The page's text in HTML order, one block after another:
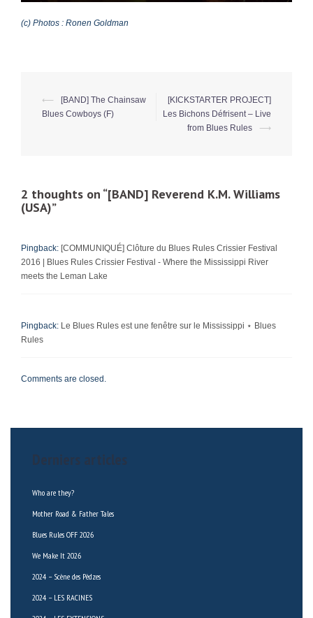
(c) Photos : Ronen Goldman
Post
⟵
[BAND] The Chainsaw
Blues Cowboys (F)
[KICKSTARTER PROJECT]
Les Bichons Défrisent – Live
from Blues Rules
⟶
2 thoughts on “[BAND] Reverend K.M. Williams
(USA)”
Pingback: [COMMUNIQUÉ] Clôture du Blues Rules Crissier Festival
2016 | Blues Rules Crissier Festival - Where the Mississippi River
meets the Leman Lake
Pingback: Le Blues Rules est une fenêtre sur le Mississippi ⋆ Blues
Rules
Comments are closed.
Derniers articles
Who are they?
Mother Road & Father Tales
Blues Rules OFF 2026
We Make It 2026
2024 – Scène des Pèdzes
2024 – LES RACINES